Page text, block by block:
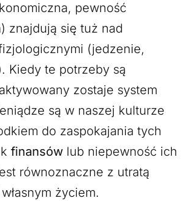
pewność
znajdują się tuż nad
(jedzenie,
Kiedy te potrzeby są
zostaje system
są w naszej kulturze
do zaspokajania tych
finansów lub niepewność ich
równoznaczne z utratą
życiem.